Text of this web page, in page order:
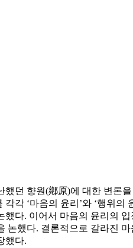
던 향원(鄕原)에 대한 변론
각 ‘마음의 윤리’와 ‘행위
했다. 이어서 마음의 윤리의
논했다. 결론적으로 갈라진
했다.